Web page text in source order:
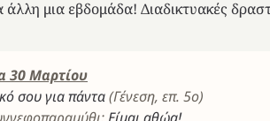
άλλη μια εβδομάδα! Διαδικτυακές
30 Μαρτίου
σου για πάντα(Γένεση, επ. 5ο)